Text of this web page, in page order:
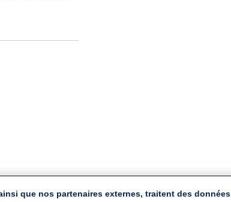
que nos partenaires externes, traitent des données